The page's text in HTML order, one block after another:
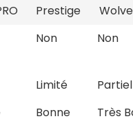
Prestige
Non Non
Limité
Bonne
Très